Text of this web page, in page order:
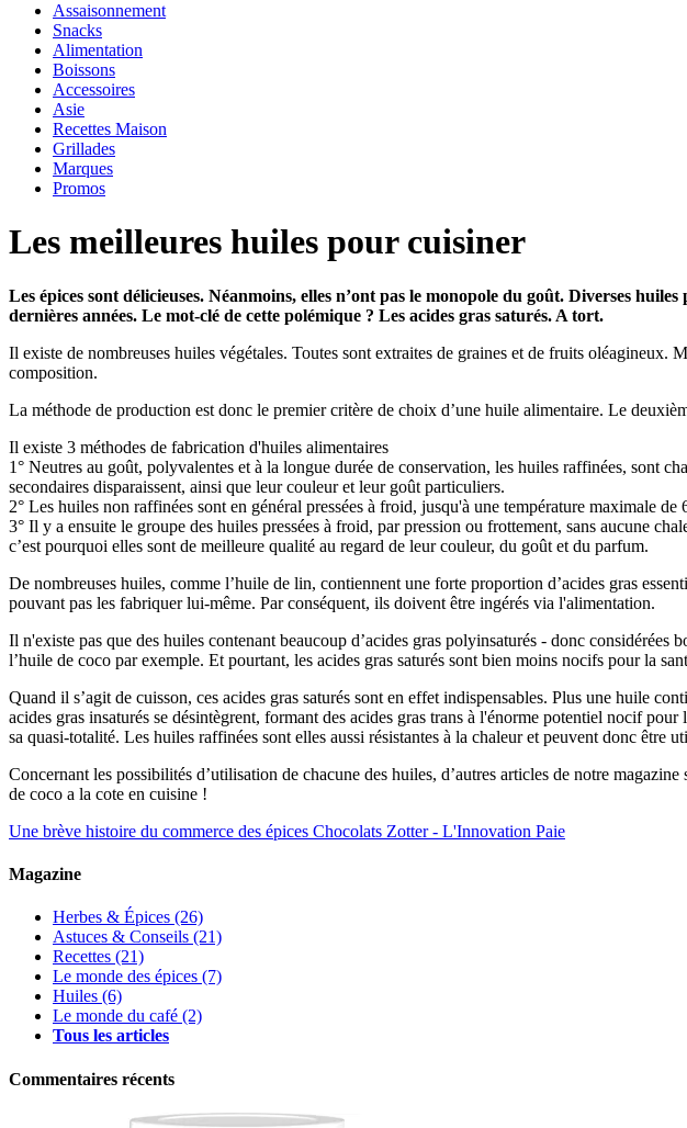
Assaisonnement
Snacks
Alimentation
Boissons
Accessoires
Asie
Recettes Maison
Grillades
Marques
Promos
Les meilleures huiles pour cuisiner
Les épices sont délicieuses. Néanmoins, elles n’ont pas le monopole du goût. Diverses
dernières années. Le mot-clé de cette polémique ? Les acides gras saturés. A tort.
Il existe de nombreuses huiles végétales. Toutes sont extraites de graines et de fruits
composition.
La méthode de production est donc le premier critère de choix d’une huile alimentaire. Le
Il existe 3 méthodes de fabrication d'huiles alimentaires
1° Neutres au goût, polyvalentes et à la longue durée de conservation, les huiles raffinées, sont
secondaires disparaissent, ainsi que leur couleur et leur goût particuliers.
2° Les huiles non raffinées sont en général pressées à froid, jusqu'à une température maximale
3° Il y a ensuite le groupe des huiles pressées à froid, par pression ou frottement, sans aucune
c’est pourquoi elles sont de meilleure qualité au regard de leur couleur, du goût et du parfum.
De nombreuses huiles, comme l’huile de lin, contiennent une forte proportion d’acides gras
pouvant pas les fabriquer lui-même. Par conséquent, ils doivent être ingérés via l'alimentation.
Il n'existe pas que des huiles contenant beaucoup d’acides gras polyinsaturés - donc considérées
l’huile de coco par exemple. Et pourtant, les acides gras saturés sont bien moins nocifs pour la
Quand il s’agit de cuisson, ces acides gras saturés sont en effet indispensables. Plus une huile
acides gras insaturés se désintègrent, formant des acides gras trans à l'énorme potentiel nocif
sa quasi-totalité. Les huiles raffinées sont elles aussi résistantes à la chaleur et peuvent donc être
Concernant les possibilités d’utilisation de chacune des huiles, d’autres articles de notre
de coco a la cote en cuisine !
Une brève histoire du commerce des épices Chocolats Zotter - L'Innovation Paie
Magazine
Herbes & Épices (26)
Astuces & Conseils (21)
Recettes (21)
Le monde des épices (7)
Huiles (6)
Le monde du café (2)
Tous les articles
Commentaires récents